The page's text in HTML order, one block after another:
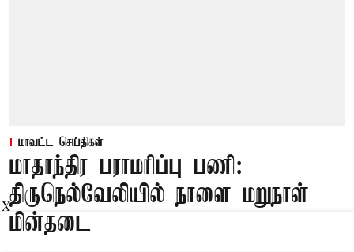
மாவட்ட செய்திகள்
மாதாந்திர பராமரிப்பு பணி:
திருநெல்வேலியில் நாளை மறுநாள்
மின்தடை
X